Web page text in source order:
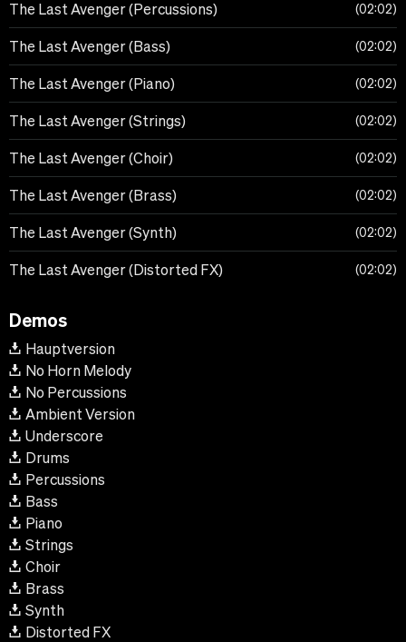
The Last Avenger (Percussions) 02:02
The Last Avenger (Bass) 02:02
The Last Avenger (Piano) 02:02
The Last Avenger (Strings) 02:02
The Last Avenger (Choir) 02:02
The Last Avenger (Brass) 02:02
The Last Avenger (Synth) 02:02
The Last Avenger (Distorted FX) 02:02
Demos
Hauptversion
No Horn Melody
No Percussions
Ambient Version
Underscore
Drums
Percussions
Bass
Piano
Strings
Choir
Brass
Synth
Distorted FX